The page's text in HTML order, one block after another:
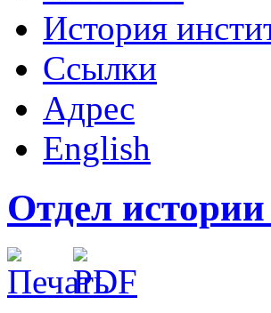
История
Ссылки
Адрес
English
Отдел